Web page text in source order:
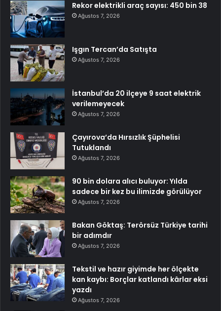
Rekor elektrikli araç sayısı: 450 bin 38
Ağustos 7, 2026
Işgın Tercan’da Satışta
Ağustos 7, 2026
İstanbul’da 20 ilçeye 9 saat elektrik
verilemeyecek
Ağustos 7, 2026
Çayırova’da Hırsızlık Şüphelisi
Tutuklandı
Ağustos 7, 2026
90 bin dolara alıcı buluyor: Yılda
sadece bir kez bu ilimizde görülüyor
Ağustos 7, 2026
Bakan Göktaş: Terörsüz Türkiye tarihi
bir adımdır
Ağustos 7, 2026
Tekstil ve hazır giyimde her ölçekte
kan kaybı: Borçlar katlandı kârlar eksi
yazdı
Ağustos 7, 2026